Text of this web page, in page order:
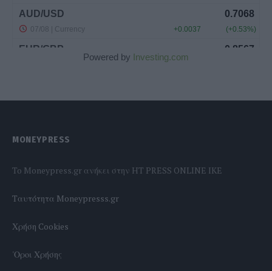
Powered by Investing.com
MONEYPRESS
To Moneypress.gr ανήκει στην HT PRESS ONLINE IKE
Tαυτότητα Moneypresss.gr
Χρήση Cookies
'Οροι Χρήσης